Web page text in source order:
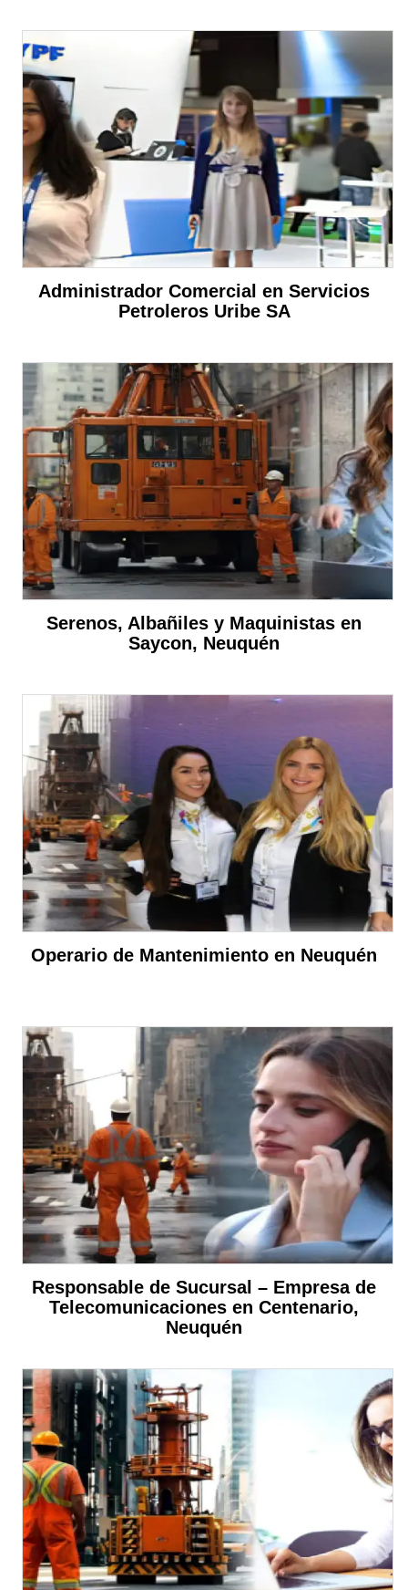
Administrador Comercial en Servicios
Petroleros Uribe SA
Serenos, Albañiles y Maquinistas en
Saycon, Neuquén
Operario de Mantenimiento en Neuquén
Responsable de Sucursal – Empresa de
Telecomunicaciones en Centenario,
Neuquén